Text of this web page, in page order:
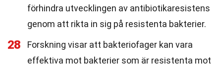
förhindra utvecklingen av antibiotikaresistens
genom att rikta in sig på resistenta bakterier.
28
Forskning visar att bakteriofager kan vara
effektiva mot bakterier som är resistenta mot